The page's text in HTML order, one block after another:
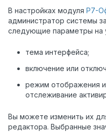
В настройках модуля Р7-
администратор системы
следующие параметры на
тема интерфейса;
включение или
режим отображения
отслеживание
Вы можете изменить их
редактора. Выбранные